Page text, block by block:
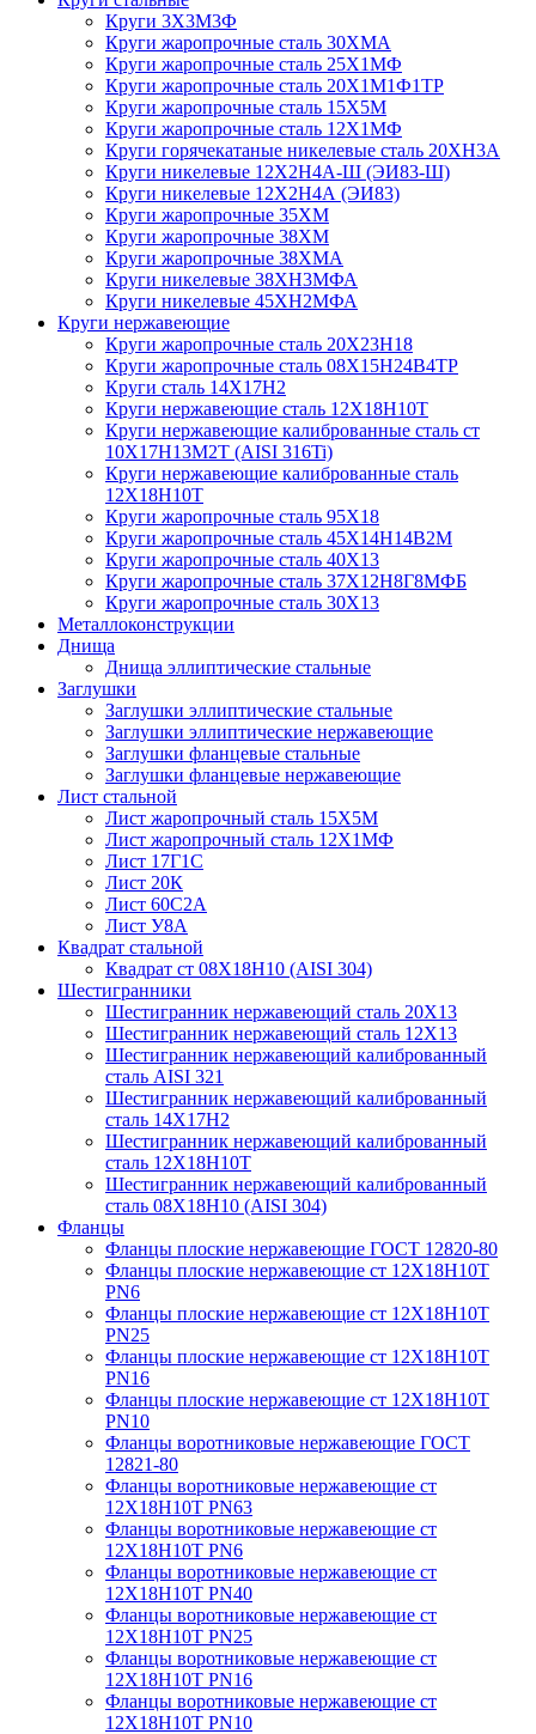
Круги 3Х3М3Ф
Круги жаропрочные сталь 30ХМА
Круги жаропрочные сталь 25Х1МФ
Круги жаропрочные сталь 20Х1М1Ф1ТР
Круги жаропрочные сталь 15Х5М
Круги жаропрочные сталь 12Х1МФ
Круги горячекатаные никелевые сталь 20ХН3А
Круги никелевые 12Х2Н4А-Ш (ЭИ83-Ш)
Круги никелевые 12Х2Н4А (ЭИ83)
Круги жаропрочные 35ХМ
Круги жаропрочные 38ХМ
Круги жаропрочные 38ХМА
Круги никелевые 38XH3MФА
Круги никелевые 45ХН2МФА
Круги нержавеющие
Круги жаропрочные сталь 20Х23Н18
Круги жаропрочные сталь 08Х15Н24В4ТР
Круги сталь 14Х17Н2
Круги нержавеющие сталь 12Х18Н10Т
Круги нержавеющие калиброванные сталь ст
10Х17Н13М2Т (AISI 316Ti)
Круги нержавеющие калиброванные сталь
12Х18Н10Т
Круги жаропрочные сталь 95Х18
Круги жаропрочные сталь 45Х14Н14В2М
Круги жаропрочные сталь 40Х13
Круги жаропрочные сталь 37Х12Н8Г8МФБ
Круги жаропрочные сталь 30Х13
Металлоконструкции
Днища
Днища эллиптические стальные
Заглушки
Заглушки эллиптические стальные
Заглушки эллиптические нержавеющие
Заглушки фланцевые стальные
Заглушки фланцевые нержавеющие
Лист стальной
Лист жаропрочный сталь 15Х5М
Лист жаропрочный сталь 12Х1МФ
Лист 17Г1С
Лист 20К
Лист 60С2А
Лист У8А
Квадрат стальной
Квадрат ст 08Х18Н10 (AISI 304)
Шестигранники
Шестигранник нержавеющий сталь 20Х13
Шестигранник нержавеющий сталь 12Х13
Шестигранник нержавеющий калиброванный
сталь AISI 321
Шестигранник нержавеющий калиброванный
сталь 14Х17Н2
Шестигранник нержавеющий калиброванный
сталь 12Х18Н10Т
Шестигранник нержавеющий калиброванный
сталь 08Х18Н10 (AISI 304)
Фланцы
Фланцы плоские нержавеющие ГОСТ 12820-80
Фланцы плоские нержавеющие ст 12Х18Н10Т
PN6
Фланцы плоские нержавеющие ст 12Х18Н10Т
PN25
Фланцы плоские нержавеющие ст 12Х18Н10Т
PN16
Фланцы плоские нержавеющие ст 12Х18Н10Т
PN10
Фланцы воротниковые нержавеющие ГОСТ
12821-80
Фланцы воротниковые нержавеющие ст
12Х18Н10Т PN63
Фланцы воротниковые нержавеющие ст
12Х18Н10Т PN6
Фланцы воротниковые нержавеющие ст
12Х18Н10Т PN40
Фланцы воротниковые нержавеющие ст
12Х18Н10Т PN25
Фланцы воротниковые нержавеющие ст
12Х18Н10Т PN16
Фланцы воротниковые нержавеющие ст
12Х18Н10Т PN10